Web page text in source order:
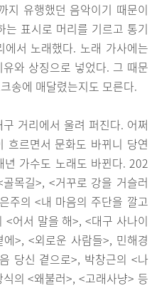
지 유행했던 음악이기 때문이
표시로 머리를 기르고 통기
서 노래했다. 노래 가사에는
와 상징으로 넣었다. 그 때문
송에 매달렸는지도 모른다.
거리에서 울려 퍼진다. 어쩌
흐르면서 문화도 바뀌니 당연
년 가수도 노래도 바뀐다. 202
목길>, <거꾸로 강을 거슬러
주의 <내 마음의 주단을 깔고
어서 말을 해>, <대구 사나이
>, <외로운 사람들>, 민해경
당신 곁으로>, 박창근의 <나
의 <왜불러>, <고래사냥> 등